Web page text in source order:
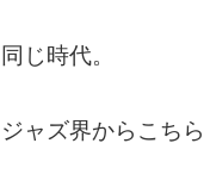
同じ時代。
ジャズ界からこち